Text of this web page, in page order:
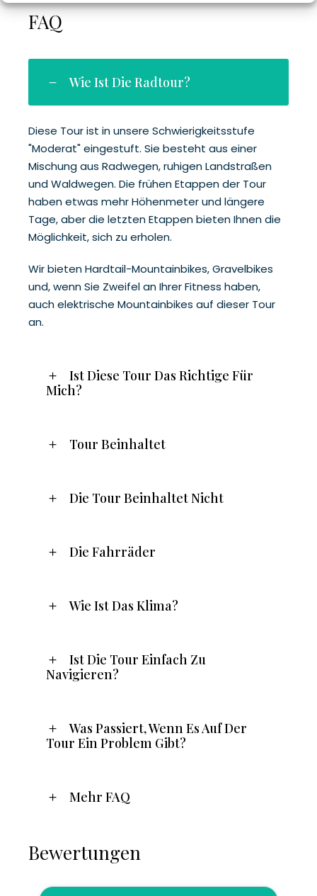
FAQ
Wie Ist Die Radtour?
Diese Tour ist in unsere Schwierigkeitsstufe
"Moderat" eingestuft. Sie besteht aus einer
Mischung aus Radwegen, ruhigen Landstraßen
und Waldwegen. Die frühen Etappen der Tour
haben etwas mehr Höhenmeter und längere
Tage, aber die letzten Etappen bieten Ihnen die
Möglichkeit, sich zu erholen.
Wir bieten Hardtail-Mountainbikes, Gravelbikes
und, wenn Sie Zweifel an Ihrer Fitness haben,
auch elektrische Mountainbikes auf dieser Tour
an.
Ist Diese Tour Das Richtige Für
Mich?
Tour Beinhaltet
Die Tour Beinhaltet Nicht
Die Fahrräder
Wie Ist Das Klima?
Ist Die Tour Einfach Zu
Navigieren?
Was Passiert, Wenn Es Auf Der
Tour Ein Problem Gibt?
Mehr FAQ
Bewertungen